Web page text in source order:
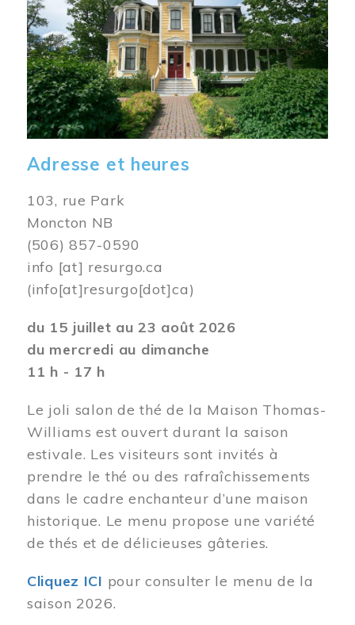
Adresse et heures
103, rue Park
Moncton NB
(506) 857-0590
info [at] resurgo.ca
(info[at]resurgo[dot]ca)
du 15 juillet au 23 août 2026
du mercredi au dimanche
11 h - 17 h
Le joli salon de thé de la Maison Thomas-
Williams est ouvert durant la saison
estivale. Les visiteurs sont invités à
prendre le thé ou des rafraîchissements
dans le cadre enchanteur d’une maison
historique. Le menu propose une variété
de thés et de délicieuses gâteries.
Cliquez ICI pour consulter le menu de la
saison 2026.